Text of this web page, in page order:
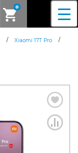
0
/ Xiaomi 17T Pro
/